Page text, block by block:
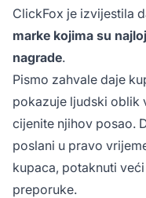
ClickFox je izvijestila
marke kojima su
nagrade.
Pismo zahvale daje
pokazuje ljudski oblik
cijenite njihov posao.
poslani u pravo
kupaca, potaknuti
preporuke.